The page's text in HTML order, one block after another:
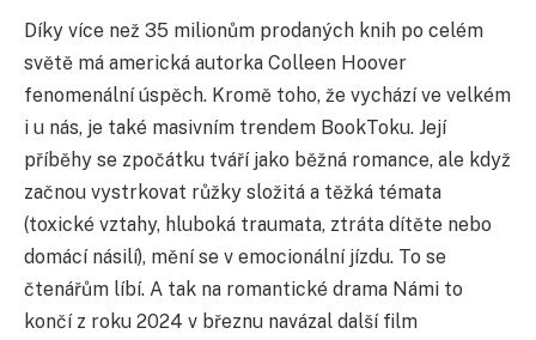
Díky více než 35 milionům prodaných knih po celém
světě má americká autorka Colleen Hoover
fenomenální úspěch. Kromě toho, že vychází ve velkém
i u nás, je také masivním trendem BookToku. Její
příběhy se zpočátku tváří jako běžná romance, ale když
začnou vystrkovat růžky složitá a těžká témata
(toxické vztahy, hluboká traumata, ztráta dítěte nebo
domácí násilí), mění se v emocionální jízdu. To se
čtenářům líbí. A tak na romantické drama Námi to
končíz roku 2024 v březnu navázal další film